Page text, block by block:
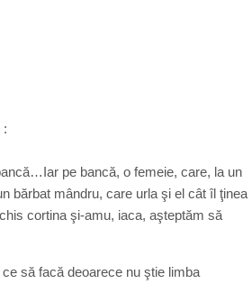
:
pe bancă, o femeie, care, la un
bărbat mândru, care urla şi el cât îl ţinea
cortina şi-amu, iaca, aşteptăm să
să facă deoarece nu ştie limba